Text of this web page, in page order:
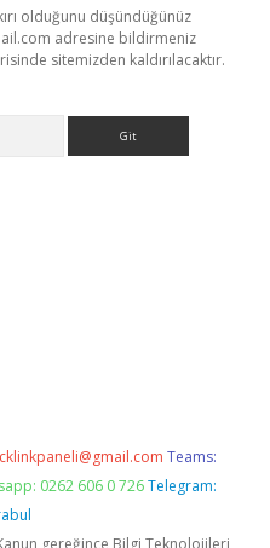
olduğunu düşündüğünüz
adresine bildirmeniz
sitemizden kaldırılacaktır.
Teams:
0262 606 0 726 Telegram:
gereğince Bilgi Teknolojileri